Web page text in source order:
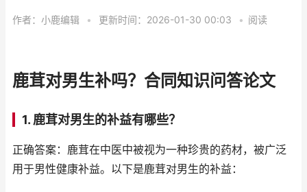
作者： 小鹿编辑 • 更新时间：2026-01-30 00:03 • 阅读
鹿茸对男生补吗？合同知识问答论文
1. 鹿茸对男生的补益有哪些？
正确答案：鹿茸在中医中被视为一种珍贵的药材，被广泛
用于男性健康补益。以下是鹿茸对男生的补益：